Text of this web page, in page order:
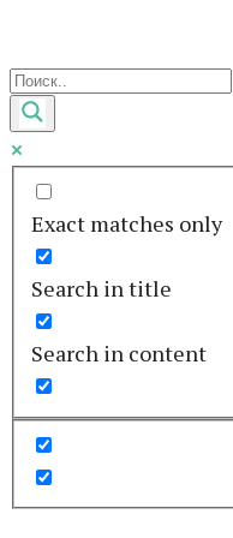
контенту
Exact matches only
Search in title
Search in content